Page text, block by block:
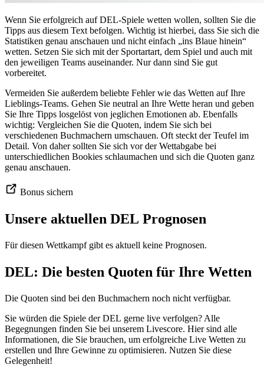
Wenn Sie erfolgreich auf DEL-Spiele wetten wollen, sollten Sie die
Tipps aus diesem Text befolgen. Wichtig ist hierbei, dass Sie sich die
Statistiken genau anschauen und nicht einfach „ins Blaue hinein“
wetten. Setzen Sie sich mit der Sportartart, dem Spiel und auch mit
den jeweiligen Teams auseinander. Nur dann sind Sie gut
vorbereitet.
Vermeiden Sie außerdem beliebte Fehler wie das Wetten auf Ihre
Lieblings-Teams. Gehen Sie neutral an Ihre Wette heran und geben
Sie Ihre Tipps losgelöst von jeglichen Emotionen ab. Ebenfalls
wichtig: Vergleichen Sie die Quoten, indem Sie sich bei
verschiedenen Buchmachern umschauen. Oft steckt der Teufel im
Detail. Von daher sollten Sie sich vor der Wettabgabe bei
unterschiedlichen Bookies schlaumachen und sich die Quoten ganz
genau anschauen.
Bonus sichern
Unsere aktuellen DEL Prognosen
Für diesen Wettkampf gibt es aktuell keine Prognosen.
DEL: Die besten Quoten für Ihre Wetten
Die Quoten sind bei den Buchmachern noch nicht verfügbar.
Sie würden die Spiele der DEL gerne live verfolgen? Alle
Begegnungen finden Sie bei unserem Livescore. Hier sind alle
Informationen, die Sie brauchen, um erfolgreiche Live Wetten zu
erstellen und Ihre Gewinne zu optimisieren. Nutzen Sie diese
Gelegenheit!